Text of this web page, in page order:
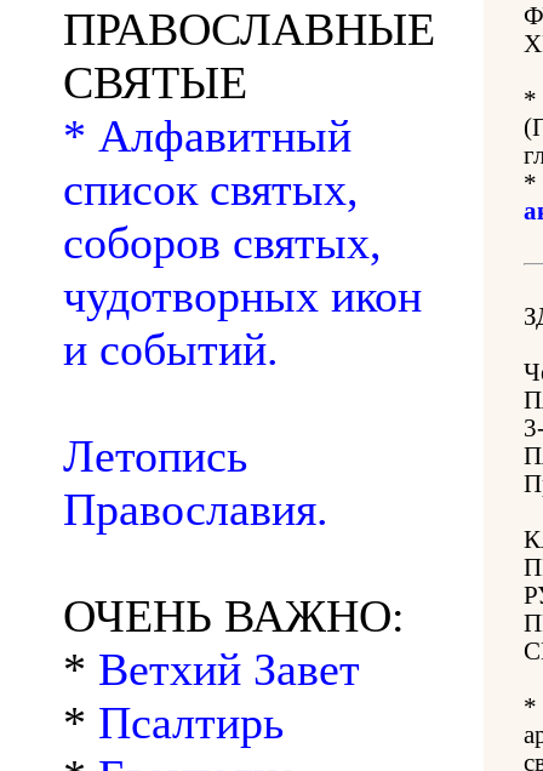
ПРАВОСЛАВНЫЕ
СВЯТЫЕ
* Алфавитный
список святых,
соборов святых,
чудотворных икон
и событий.
Летопись
Православия.
ОЧЕНЬ ВАЖНО:
* Ветхий Завет
* Псалтирь
*
*
*